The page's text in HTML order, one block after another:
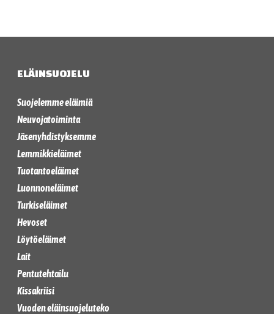
ELÄINSUOJELU
Suojelemme eläimiä
Neuvojatoiminta
Jäsenyhdistyksemme
Lemmikkieläimet
Tuotantoeläimet
Luonnoneläimet
Turkiseläimet
Hevoset
Löytöeläimet
Lait
Pentutehtailu
Kissakriisi
Vuoden eläinsuojeluteko